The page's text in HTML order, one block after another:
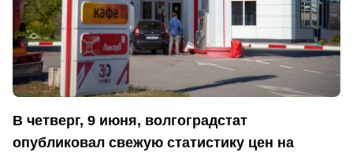
В четверг, 9 июня, волгоградстат
опубликовал свежую статистику цен на